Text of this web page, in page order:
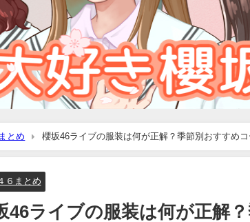
とめ 櫻坂46ライブの服装は何が正解？季節別おすすめコ
６まとめ
46ライブの服装は何が正解